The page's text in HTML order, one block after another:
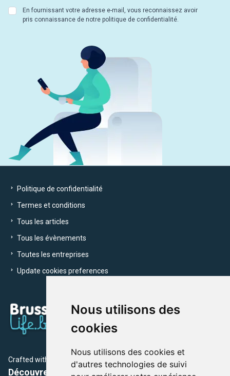
Nous utilisons des
cookies
Nous utilisons des cookies et
d'autres technologies de suivi
En fournissant votre adresse e-mail, vous reconnaissez avoir
pris connaissance de notre politique de confidentialité.
Politique de confidentialité
Termes et conditions
Tous les articles
Tous les évènements
Toutes les entreprises
Update cookies preferences
Crafted with by Brusselslife Team
Découvrez plus de 12 000 adresses et événements